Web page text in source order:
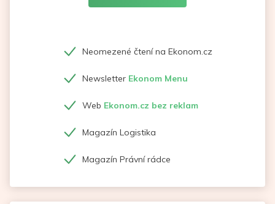
Neomezené čtení na Ekonom.cz
Newsletter Ekonom Menu
Web Ekonom.cz bez reklam
Magazín Logistika
Magazín Právní rádce